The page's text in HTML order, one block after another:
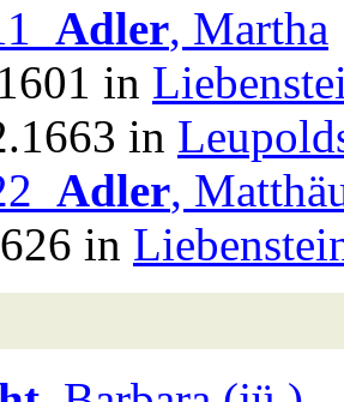
Adler, Martha
in
in
Adler,
in